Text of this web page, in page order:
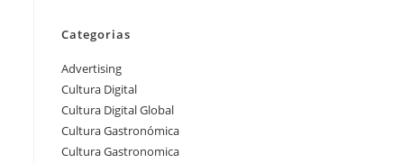
Categorias
Advertising
Cultura Digital
Cultura Digital Global
Cultura Gastronómica
Cultura Gastronomica